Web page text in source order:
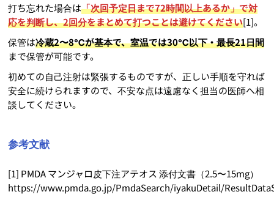
打ち忘れた場合は「次回予定日まで72時間以上あるか」で対
応を判断し、2回分をまとめて打つことは避けてください[1]。
保管は冷蔵2〜8℃が基本で、室温では30℃以下・最長21日間
まで保管が可能です。
初めての自己注射は緊張するものですが、正しい手順を守れば
安全に続けられますので、不安な点は遠慮なく担当の医師へ相
談してください。
参考文献
[1] PMDA マンジャロ皮下注アテオス 添付文書（2.5〜15mg）
https://www.pmda.go.jp/PmdaSearch/iyakuDetail/